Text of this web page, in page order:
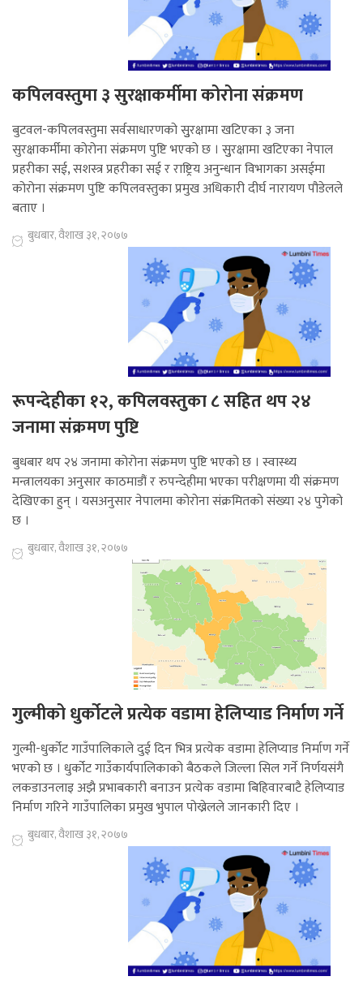
कपिलवस्तुमा ३ सुरक्षाकर्मीमा कोरोना संक्रमण
बुटवल-कपिलवस्तुमा सर्वसाधारणको सुुरक्षामा खटिएका ३ जना
सुरक्षाकर्मीमा कोरोना संक्रमण पुष्टि भएको छ । सुुरक्षामा खटिएका नेपाल
प्रहरीका सई, सशस्त्र प्रहरीका सई र राष्ट्रिय अनुन्धान विभागका असईमा
कोरोना संक्रमण पुष्टि कपिलवस्तुका प्रमुख अधिकारी दीर्घ नारायण पौडेलले
बताए ।
बुधबार, वैशाख ३१, २०७७
रूपन्देहीका १२, कपिलवस्तुका ८ सहित थप २४
जनामा संक्रमण पुष्टि
बुधबार थप २४ जनामा कोरोना संक्रमण पुष्टि भएको छ । स्वास्थ्य
मन्त्रालयका अनुसार काठमाडौं र रुपन्देहीमा भएका परीक्षणमा यी संक्रमण
देखिएका हुन् । यसअनुसार नेपालमा कोरोना संक्रमितको संख्या २४ पुगेको
छ ।
बुधबार, वैशाख ३१, २०७७
गुल्मीको धुर्कोटले प्रत्येक वडामा हेलिप्याड निर्माण गर्ने
गुल्मी-धुर्कोट गाउँपालिकाले दुई दिन भित्र प्रत्येक वडामा हेलिप्याड निर्माण गर्ने
भएको छ । धुर्कोट गाउँकार्यपालिकाको बैठकले जिल्ला सिल गर्ने निर्णयसंगै
लकडाउनलाइ अझै प्रभाबकारी बनाउन प्रत्येक वडामा बिहिवारबाटै हेलिप्याड
निर्माण गरिने गाउँपालिका प्रमुख भुपाल पोख्रेलले जानकारी दिए ।
बुधबार, वैशाख ३१, २०७७